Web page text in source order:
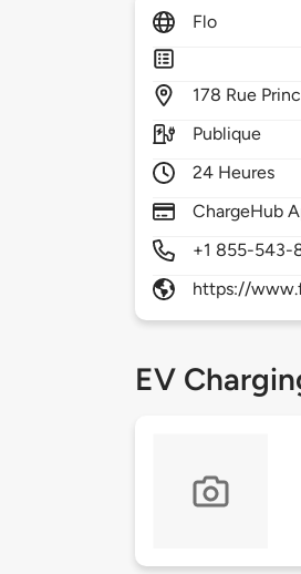
Flo
178 Rue
Publique
24 Heures
ChargeHub
+1 855-543-
https://
EV